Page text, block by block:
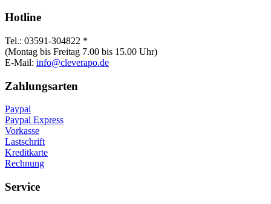
Hotline
Tel.: 03591-304822 *
(Montag bis Freitag 7.00 bis 15.00 Uhr)
E-Mail: info@cleverapo.de
Zahlungsarten
Paypal
Paypal Express
Vorkasse
Lastschrift
Kreditkarte
Rechnung
Service